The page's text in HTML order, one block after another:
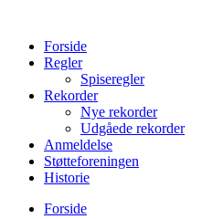
indholdForside
Regler
Spiseregler
Rekorder
Nye rekorder
Udgåede rekorder
Anmeldelse
Støtteforeningen
Historie
Forside